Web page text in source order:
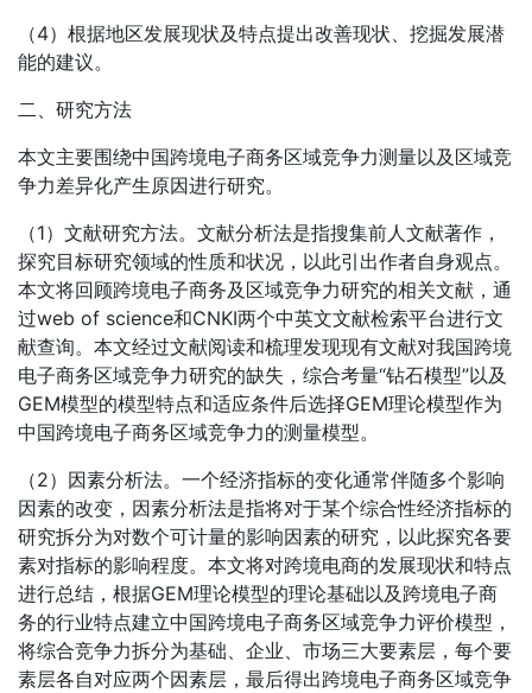
（4）根据地区发展现状及特点提出改善现状、挖掘发展潜
能的建议。
二、研究方法
本文主要围绕中国跨境电子商务区域竞争力测量以及区域竞
争力差异化产生原因进行研究。
（1）文献研究方法。文献分析法是指搜集前人文献著作，
探究目标研究领域的性质和状况，以此引出作者自身观点。
本文将回顾跨境电子商务及区域竞争力研究的相关文献，通
过web of science和CNKI两个中英文文献检索平台进行文
献查询。本文经过文献阅读和梳理发现现有文献对我国跨境
电子商务区域竞争力研究的缺失，综合考量“钻石模型”以及
GEM模型的模型特点和适应条件后选择GEM理论模型作为
中国跨境电子商务区域竞争力的测量模型。
（2）因素分析法。一个经济指标的变化通常伴随多个影响
因素的改变，因素分析法是指将对于某个综合性经济指标的
研究拆分为对数个可计量的影响因素的研究，以此探究各要
素对指标的影响程度。本文将对跨境电商的发展现状和特点
进行总结，根据GEM理论模型的理论基础以及跨境电子商
务的行业特点建立中国跨境电子商务区域竞争力评价模型，
将综合竞争力拆分为基础、企业、市场三大要素层，每个要
素层各自对应两个因素层，最后得出跨境电子商务区域竞争